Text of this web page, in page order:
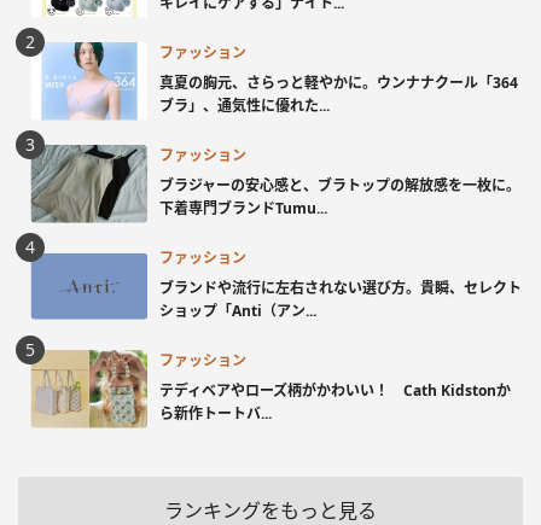
ファッション
真夏の胸元、さらっと軽やかに。ウンナナクール「364
ブラ」、通気性に優れた...
ファッション
ブラジャーの安心感と、ブラトップの解放感を一枚に。
下着専門ブランドTumu...
ファッション
ブランドや流行に左右されない選び方。貴瞬、セレクト
ショップ「Anti（アン...
ファッション
テディベアやローズ柄がかわいい！ Cath Kidstonか
ら新作トートバ...
ランキングをもっと見る